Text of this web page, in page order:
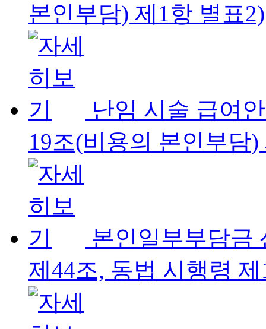
본인부담) 제1항 별표2)
난임 시술 급여
19조(비용의 본인부담
본인일부부담금
제44조, 동법 시행령